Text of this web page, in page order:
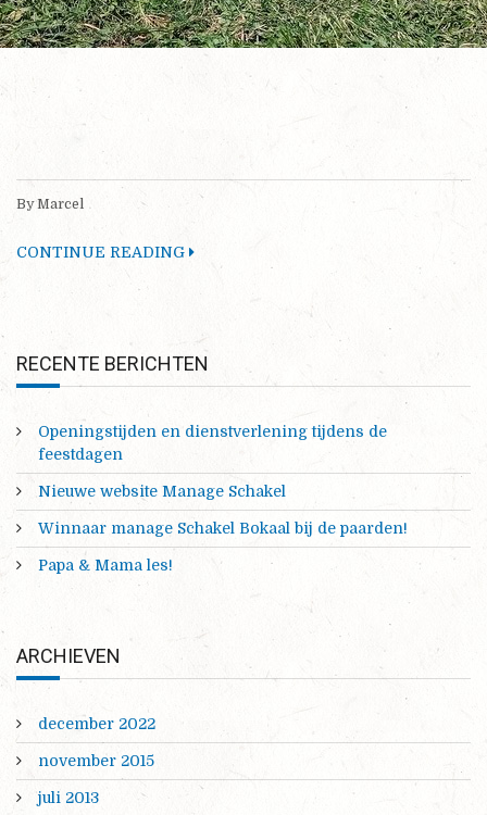
By Marcel
CONTINUE READING
RECENTE BERICHTEN
Openingstijden en dienstverlening tijdens de
feestdagen
Nieuwe website Manage Schakel
Winnaar manage Schakel Bokaal bij de paarden!
Papa & Mama les!
ARCHIEVEN
december 2022
november 2015
juli 2013